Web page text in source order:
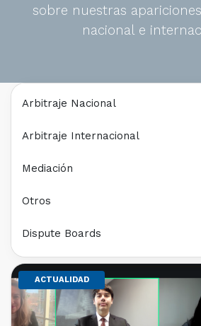
sobre nuestras
nacional e
ACTUALIDAD
Arbitraje Nacional
Arbitraje Internacional
Mediación
Otros
Dispute Boards